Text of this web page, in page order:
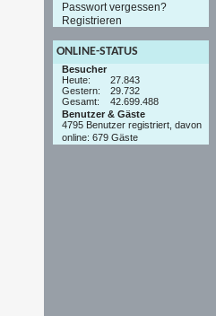
Passwort vergessen?
Registrieren
ONLINE-STATUS
Besucher
Heute:
27.843
Gestern:
29.732
Gesamt:
42.699.488
Benutzer & Gäste
4795 Benutzer registriert, davon
online: 679 Gäste